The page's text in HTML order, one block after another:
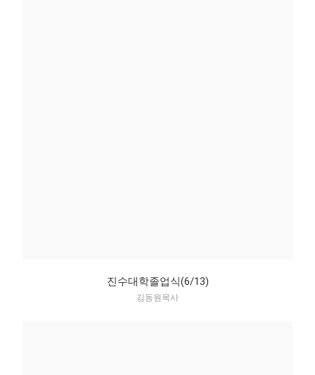
진수대학졸업식(6/13)
김동원목사